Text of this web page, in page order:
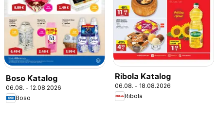
Boso Katalog
06.08. - 12.08.2026
Boso
Ribola Katalog
06.08. - 18.08.2026
Ribola